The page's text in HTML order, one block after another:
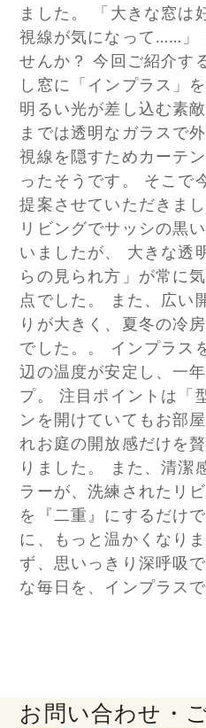
ました。 「大きな窓は
視線が気になって……」
せんか？ 今回ご紹介す
し窓に「インプラス」
明るい光が差し込む素
までは透明なガラスで
視線を隠すためカーテ
ったそうです。 そこで
提案させていただきま
リビングでサッシの黒
いましたが、 大きな透
らの見られ方」が常に
点でした。 また、広い
りが大きく、夏冬の冷
でした。。 インプラス
辺の温度が安定し、一
プ。 注目ポイントは「
ンを開けていてもお部
れお庭の開放感だけを
りました。 また、清潔
ラーが、洗練されたリ
を『二重』にするだけ
に、もっと温かくなり
ず、思いっきり深呼吸
な毎日を、インプラス
お問い合わせ・